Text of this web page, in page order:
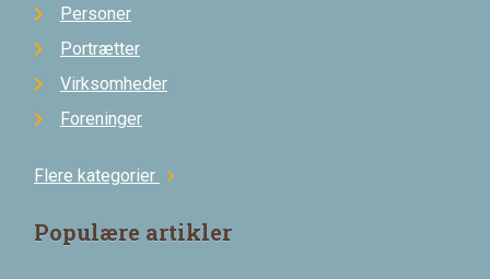
Personer
Portrætter
Virksomheder
Foreninger
Flere kategorier chevron_right
Populære artikler